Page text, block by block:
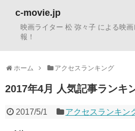
c-movie.jp
映画ライター 松 弥々子 による映
報！
ホーム アクセスランキング
2017年4月 人気記事ランキ
2017/5/1 アクセスランキン